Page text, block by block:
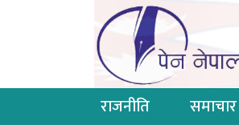
राजनीति समाचार